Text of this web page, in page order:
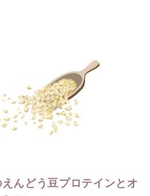
んどう豆プロテインとオ